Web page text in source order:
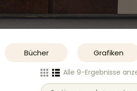
Bücher Grafiken
KONTAKT
Alle 9-Ergebnisse